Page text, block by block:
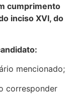
cumprimento
inciso XVI, do
mencionado;
corresponder